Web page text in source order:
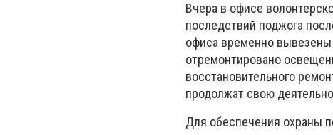
Вчера в офисе
последствий поджога
офиса временно
отремонтировано
восстановительного
продолжат свою
Для обеспечения охраны